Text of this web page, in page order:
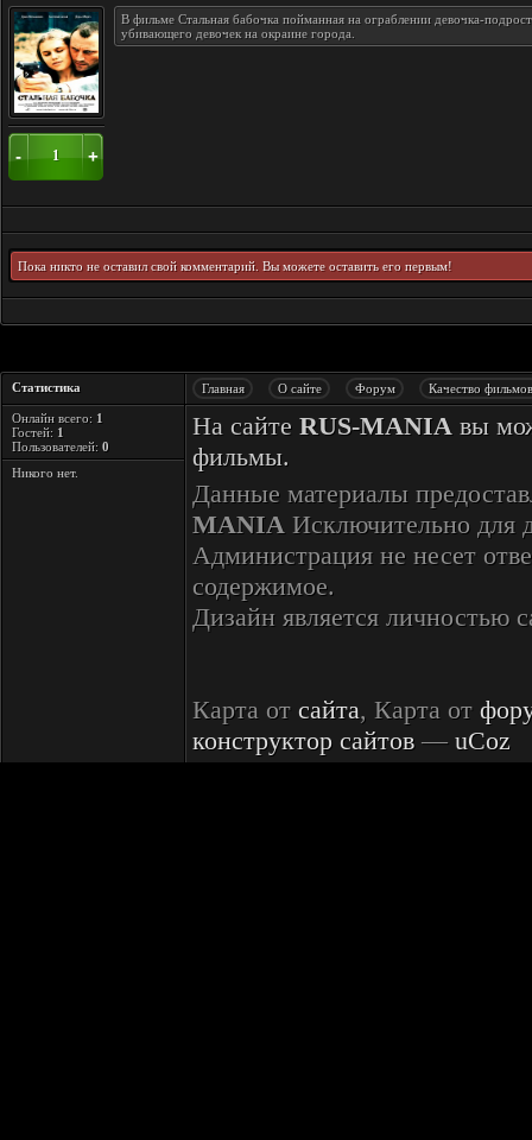
- 1 +
В фильме Стальная бабочка пойманная на ограблении девочка-
убивающего девочек на окраине города.
Пока никто не оставил свой комментарий. Вы можете оставить его первым!
Статистика Главная О сайте Форум Качество фильмов
Онлайн всего: 1
Гостей: 1
Пользователей: 0
Никого нет.
На сайте RUS-MANIA вы
фильмы.
Данные материалы
MANIA Исключительно для
Администрация не несет
содержимое.
Дизайн является личностью
Карта от сайта, Карта от
конструктор сайтов — uCoz